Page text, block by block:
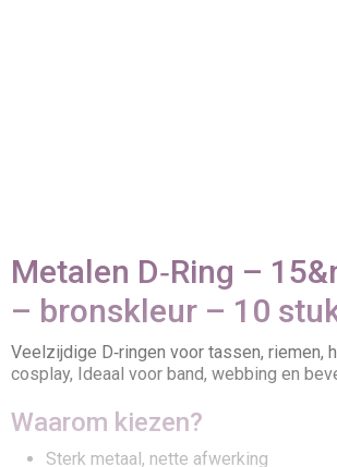
Metalen D‑Ring –
– bronskleur – 10
Veelzijdige D‑ringen voor tassen, riemen,
cosplay, Ideaal voor band, webbing en
Waarom kiezen?
Sterk metaal, nette afwerking